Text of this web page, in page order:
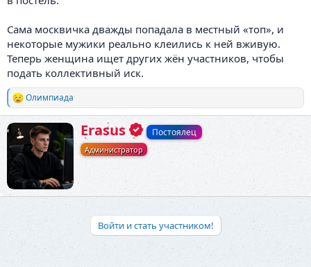
Сама москвичка дважды попадала в местный «топ», и
некоторые мужики реально клеились к ней вживую.
Теперь женщина ищет других жён участников, чтобы
подать коллективный иск.
Р
е
а
ц
и
и
Олимпиада
А
в
т
Erasus Постоялец
Администратор
Войти и стать участником!